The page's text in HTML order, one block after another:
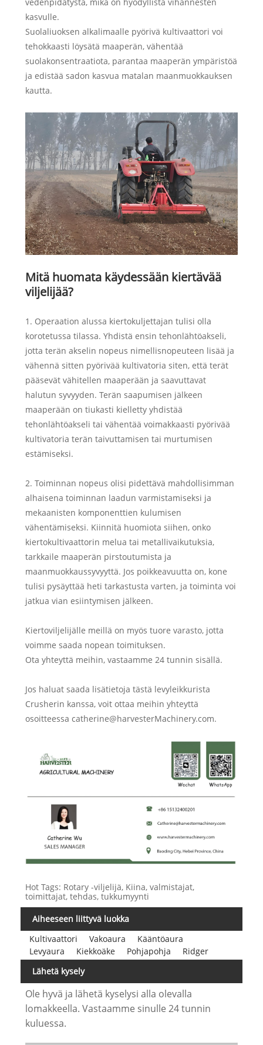
kasvulle.
Suolaliuoksen alkalimaalle pyörivä kultivaattori voi
tehokkaasti löysätä maaperän, vähentää
suolakonsentraatiota, parantaa maaperän ympäristöä
ja edistää sadon kasvua matalan maanmuokkauksen
kautta.
Mitä huomata käydessään kiertävää
viljelijää?
1. Operaation alussa kiertokuljettajan tulisi olla
korotetussa tilassa. Yhdistä ensin tehonlähtöakseli,
jotta terän akselin nopeus nimellisnopeuteen lisää ja
vähennä sitten pyörivää kultivatoria siten, että terät
pääsevät vähitellen maaperään ja saavuttavat
halutun syvyyden. Terän saapumisen jälkeen
maaperään on tiukasti kielletty yhdistää
tehonlähtöakseli tai vähentää voimakkaasti pyörivää
kultivatoria terän taivuttamisen tai murtumisen
estämiseksi.
2. Toiminnan nopeus olisi pidettävä mahdollisimman
alhaisena toiminnan laadun varmistamiseksi ja
mekaanisten komponenttien kulumisen
vähentämiseksi. Kiinnitä huomiota siihen, onko
kiertokultivaattorin melua tai metallivaikutuksia,
tarkkaile maaperän pirstoutumista ja
maanmuokkaussyvyyttä. Jos poikkeavuutta on, kone
tulisi pysäyttää heti tarkastusta varten, ja toiminta voi
jatkua vian esiintymisen jälkeen.
Kiertoviljelijälle meillä on myös tuore varasto, jotta
voimme saada nopean toimituksen.
Ota yhteyttä meihin, vastaamme 24 tunnin sisällä.
Jos haluat saada lisätietoja tästä levyleikkurista
Crusherin kanssa, voit ottaa meihin yhteyttä
osoitteessa catherine@harvesterMachinery.com.
Hot Tags: Rotary -viljelijä, Kiina, valmistajat,
toimittajat, tehdas, tukkumyynti
Aiheeseen liittyvä luokka
Kultivaattori
Vakoaura
Kääntöaura
Levyaura
Kiekkoäke Pohjapohja
Ridger
Lähetä kysely
Ole hyvä ja lähetä kyselysi alla olevalla
lomakkeella. Vastaamme sinulle 24 tunnin
kuluessa.